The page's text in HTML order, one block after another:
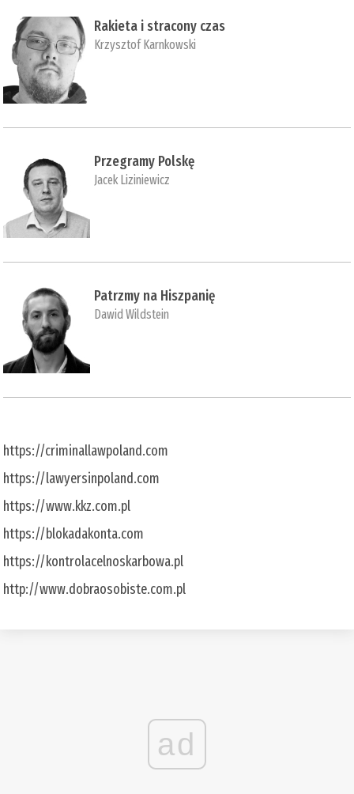
Rakieta i stracony czas
Krzysztof Karnkowski
Przegramy Polskę
Jacek Liziniewicz
Patrzmy na Hiszpanię
Dawid Wildstein
https://criminallawpoland.com
https://lawyersinpoland.com
https://www.kkz.com.pl
https://blokadakonta.com
https://kontrolacelnoskarbowa.pl
http://www.dobraosobiste.com.pl
ad